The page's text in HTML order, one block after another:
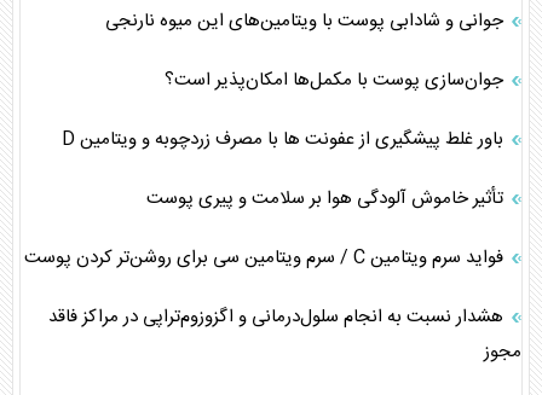
جوانی و شادابی پوست با ویتامین‌های این میوه نارنجی
جوان‌سازی پوست با مکمل‌ها امکان‌پذیر است؟
باور غلط پیشگیری از عفونت ها با مصرف زردچوبه و ویتامین D
تأثیر خاموش آلودگی هوا بر سلامت و پیری پوست
فواید سرم ویتامین C / سرم ویتامین سی برای روشن‌تر کردن پوست
هشدار نسبت به انجام سلول‌درمانی و اگزوزوم‌تراپی در مراکز فاقد
مجوز